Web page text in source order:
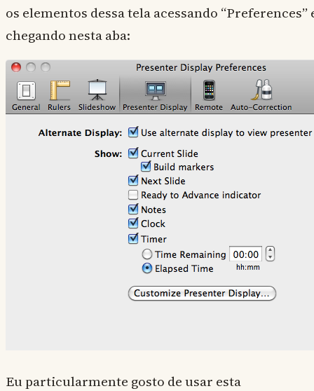
os elementos dessa tela acessando “Preferences”
chegando nesta aba:
Eu particularmente gosto de usar esta